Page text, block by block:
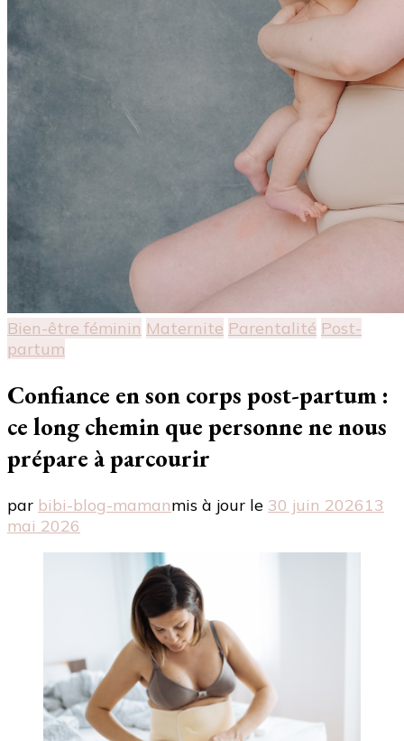
Bien-être féminin Maternite Parentalité Post-
partum
Confiance en son corps post-partum :
ce long chemin que personne ne nous
prépare à parcourir
par bibi-blog-mamanmis à jour le 30 juin 202613
mai 2026